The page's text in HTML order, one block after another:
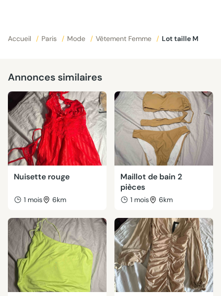
Accueil / Paris / Mode / Vêtement Femme / Lot taille M
Annonces similaires
Nuisette rouge
1 mois 6km
Maillot de bain 2
pièces
1 mois 6km